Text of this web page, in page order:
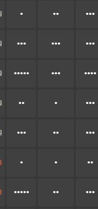
• •• •••
••• ••• •••
••••• ••• ••••
•• • •••
••• •• •••
• • ••
••••• •• •••